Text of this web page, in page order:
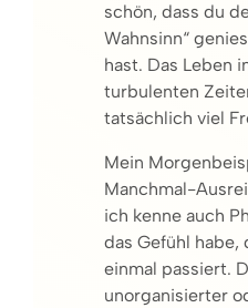
schön, dass du
Wahnsinn“
hast. Das Leben
turbulenten
tatsächlich viel
Mein
Manchmal-
ich kenne auch
das Gefühl habe,
einmal passiert.
unorganisierter